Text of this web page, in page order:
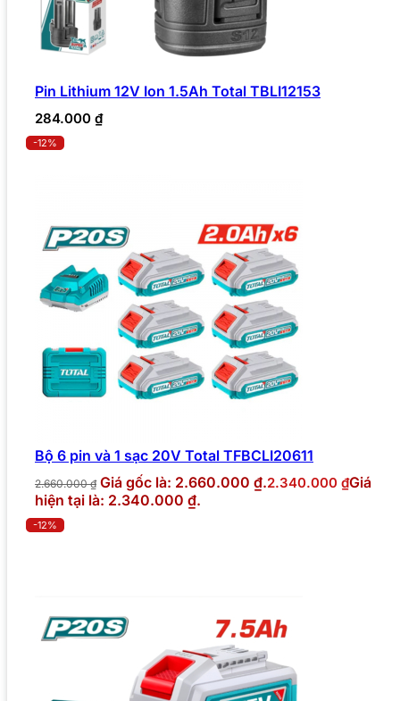
Pin Lithium 12V Ion 1.5Ah Total TBLI12153
284.000 ₫
-12%
Bộ 6 pin và 1 sạc 20V Total TFBCLI20611
2.660.000₫ Giá gốc là: 2.660.000 ₫.2.340.000 ₫Giá
hiện tại là: 2.340.000 ₫.
-12%